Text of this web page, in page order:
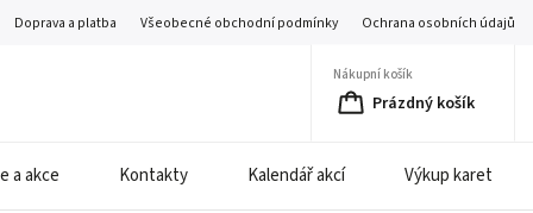
Doprava a platba Všeobecné obchodní podmínky Ochrana osobních údajů
Nákupní košík
Prázdný košík
a akce Kontakty Kalendář akcí Výkup karet